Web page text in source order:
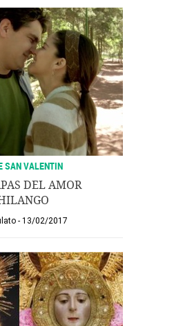
SAN VALENTIN
DEL AMOR
13/02/2017